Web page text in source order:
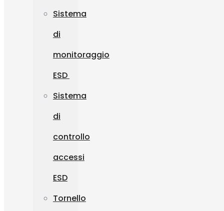
Sistema
di
monitoraggio
ESD
Sistema
di
controllo
accessi
ESD
Tornello